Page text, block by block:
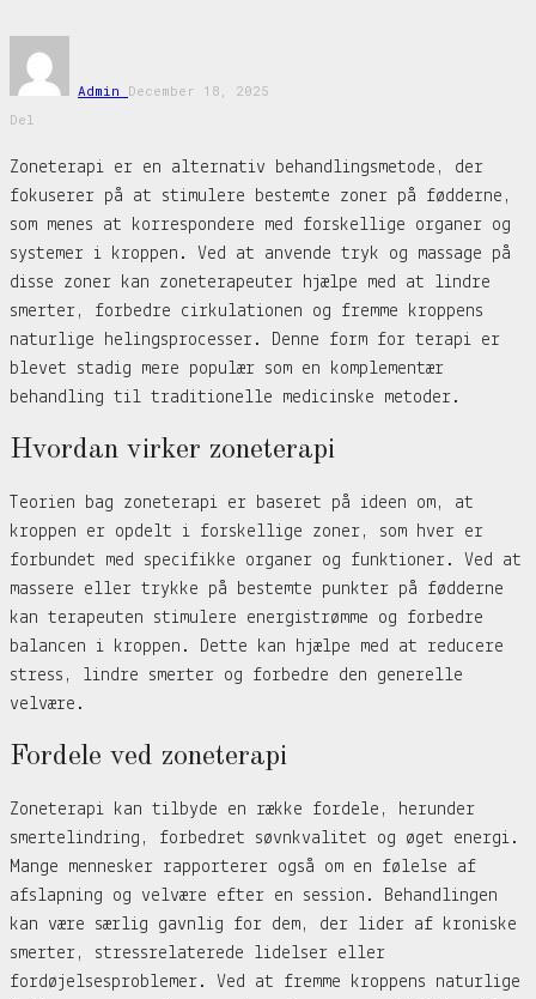
Admin December 18, 2025
Del
Zoneterapi er en alternativ behandlingsmetode, der
fokuserer på at stimulere bestemte zoner på fødderne,
som menes at korrespondere med forskellige organer og
systemer i kroppen. Ved at anvende tryk og massage på
disse zoner kan zoneterapeuter hjælpe med at lindre
smerter, forbedre cirkulationen og fremme kroppens
naturlige helingsprocesser. Denne form for terapi er
blevet stadig mere populær som en komplementær
behandling til traditionelle medicinske metoder.
Hvordan virker zoneterapi
Teorien bag zoneterapi er baseret på ideen om, at
kroppen er opdelt i forskellige zoner, som hver er
forbundet med specifikke organer og funktioner. Ved at
massere eller trykke på bestemte punkter på fødderne
kan terapeuten stimulere energistrømme og forbedre
balancen i kroppen. Dette kan hjælpe med at reducere
stress, lindre smerter og forbedre den generelle
velvære.
Fordele ved zoneterapi
Zoneterapi kan tilbyde en række fordele, herunder
smertelindring, forbedret søvnkvalitet og øget energi.
Mange mennesker rapporterer også om en følelse af
afslapning og velvære efter en session. Behandlingen
kan være særlig gavnlig for dem, der lider af kroniske
smerter, stressrelaterede lidelser eller
fordøjelsesproblemer. Ved at fremme kroppens naturlige